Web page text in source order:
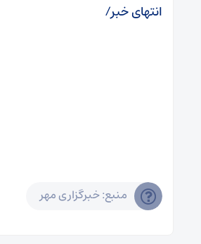
انتهای خبر/
منبع: خبرگزاری مهر